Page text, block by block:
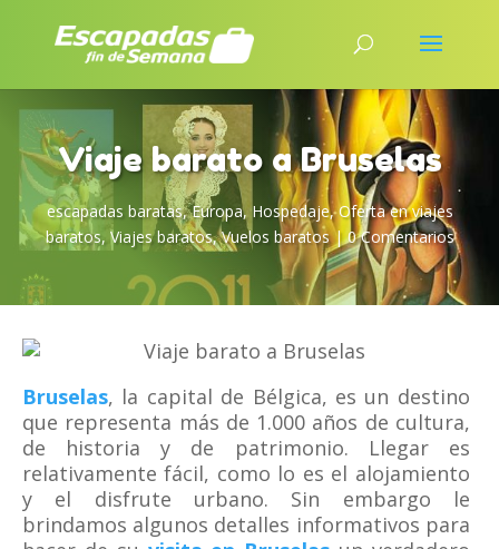
Viaje barato a Bruselas
escapadas baratas,Europa, Hospedaje,Oferta en viajes
baratos, Viajes baratos,Vuelos baratos|0 Comentarios
Bruselas, la capital de Bélgica, es un destino
que representa más de 1.000 años de cultura,
de historia y de patrimonio. Llegar es
relativamente fácil, como lo es el alojamiento
y el disfrute urbano. Sin embargo le
brindamos algunos detalles informativos para